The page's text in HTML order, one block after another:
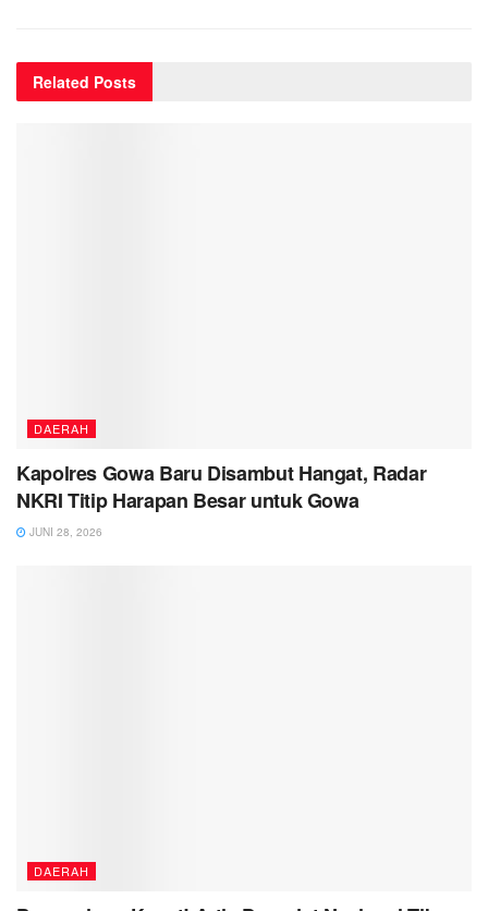
Related Posts
DAERAH
Kapolres Gowa Baru Disambut Hangat, Radar
NKRI Titip Harapan Besar untuk Gowa
JUNI 28, 2026
DAERAH